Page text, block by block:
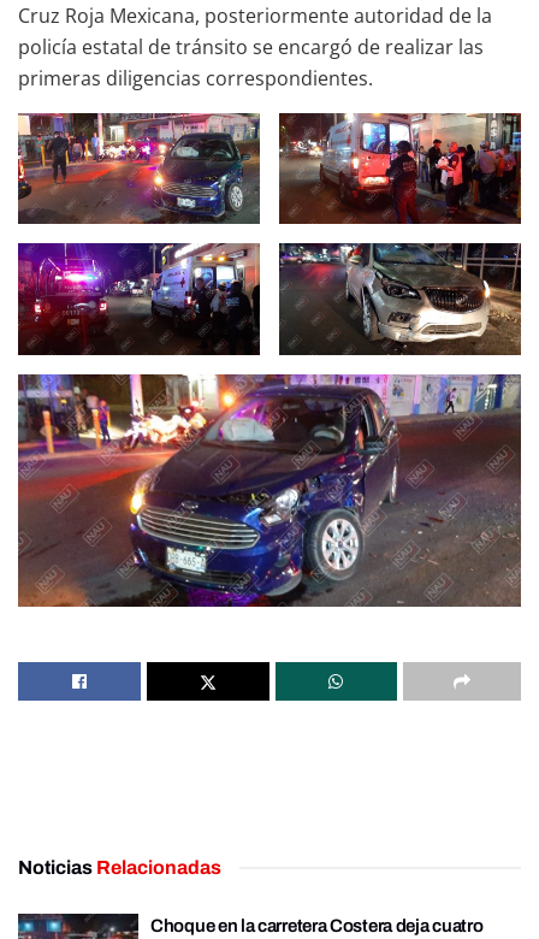
Cruz Roja Mexicana, posteriormente autoridad de la
policía estatal de tránsito se encargó de realizar las
primeras diligencias correspondientes.
Noticias Relacionadas
Choque en la carretera Costera deja cuatro